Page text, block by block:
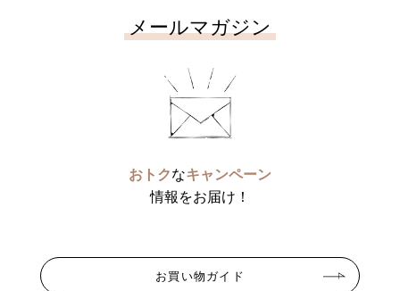
メールマガジン
おトクなキャンペーン
情報をお届け！
お買い物ガイド